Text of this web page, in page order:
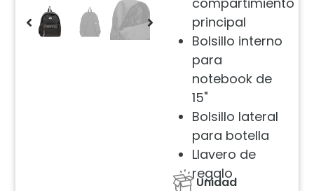
principal
Bolsillo interno
para
notebook de
15"
Bolsillo lateral
para botella
Llavero de
regalo
Unidad